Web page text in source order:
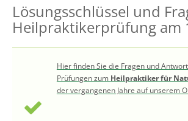
Lösungsschlüssel und
Heilpraktikerprüfung am
Hier finden Sie die Fragen und
Prüfungen zum Heilpraktiker für
der vergangenen Jahre auf unserem